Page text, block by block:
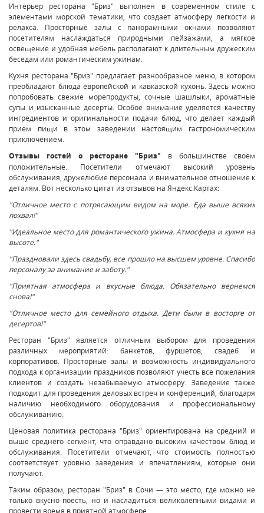
Интерьер ресторана "Бриз" выполнен в современном стиле с
элементами морской тематики, что создает атмосферу легкости и
релакса. Просторные залы с панорамными окнами позволяют
посетителям наслаждаться природными пейзажами, а мягкое
освещение и удобная мебель располагают к длительным дружеским
беседам или романтическим ужинам.
Кухня ресторана "Бриз" предлагает разнообразное меню, в котором
преобладают блюда европейской и кавказской кухонь. Здесь можно
попробовать свежие морепродукты, сочные шашлыки, ароматные
супы и изысканные десерты. Особое внимание уделяется качеству
ингредиентов и оригинальности подачи блюд, что делает каждый
прием пищи в этом заведении настоящим гастрономическим
приключением.
Отзывы гостей о ресторане "Бриз" в большинстве своем
положительные. Посетители отмечают высокий уровень
обслуживания, дружелюбие персонала и внимательное отношение к
деталям. Вот несколько цитат из отзывов на Яндекс.Картах:
"Отличное место с потрясающим видом на море. Еда выше всяких
похвал!"
"Идеальное место для романтического ужина. Атмосфера и кухня на
высоте."
"Праздновали здесь свадьбу, все прошло на высшем уровне. Спасибо
персоналу за внимание и заботу."
"Приятная атмосфера и вкусные блюда. Обязательно вернемся
снова!"
"Отличное место для семейного отдыха. Дети были в восторге от
десертов!"
Ресторан "Бриз" является отличным выбором для проведения
различных мероприятий: банкетов, фуршетов, свадеб и
корпоративов. Просторные залы и возможность индивидуального
подхода к организации праздников позволяют учесть все пожелания
клиентов и создать незабываемую атмосферу. Заведение также
подходит для проведения деловых встреч и конференций, благодаря
наличию необходимого оборудования и профессиональному
обслуживанию.
Ценовая политика ресторана "Бриз" ориентирована на средний и
выше среднего сегмент, что оправдано высоким качеством блюд и
обслуживания. Посетители отмечают, что стоимость полностью
соответствует уровню заведения и впечатлениям, которые они
получают.
Таким образом, ресторан "Бриз" в Сочи — это место, где можно не
только вкусно поесть, но и насладиться великолепными видами и
провести время в приятной атмосфере.